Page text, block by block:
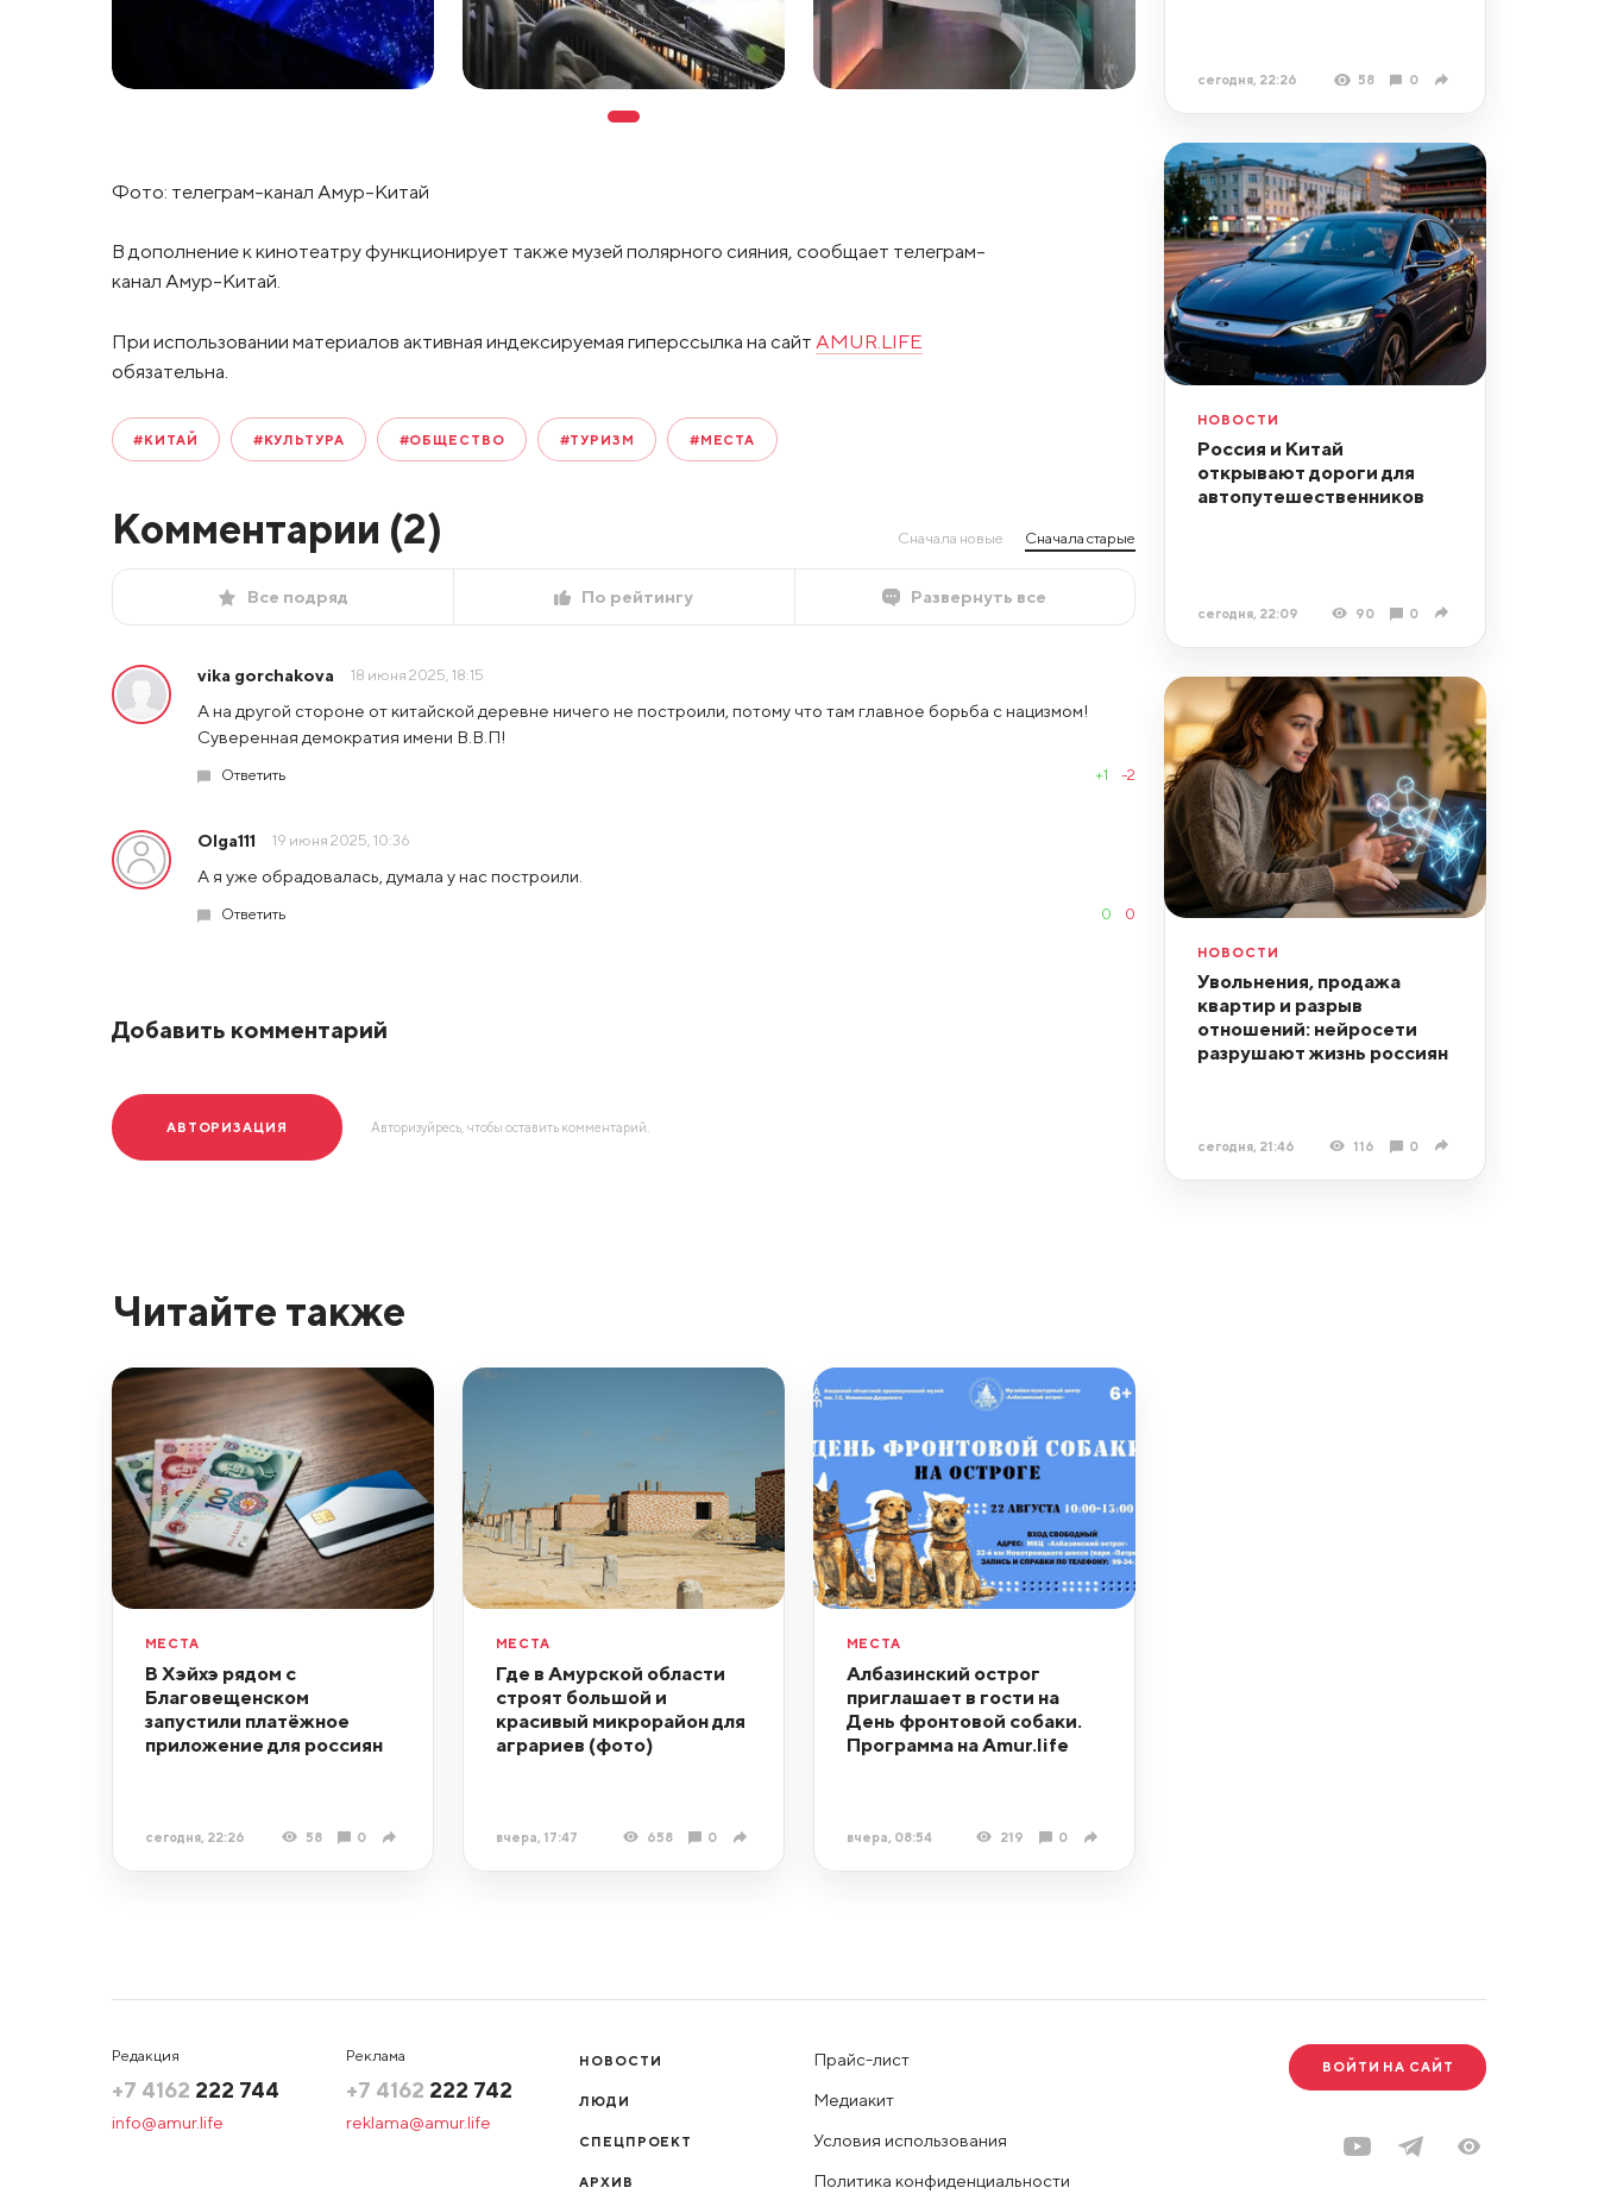
Фото: телеграм-канал Амур-Китай
В дополнение к кинотеатру функционирует также музей полярного сияния, сообщает телеграм-
канал Амур-Китай.
При использовании материалов активная индексируемая гиперссылка на сайт AMUR.LIFE
обязательна.
#КИТАЙ #КУЛЬТУРА #ОБЩЕСТВО #ТУРИЗМ #МЕСТА
Комментарии (2) Сначала новые Сначала старые
Все подряд По рейтингу Развернуть все
vika gorchakova 18 июня 2025, 18:15
А на другой стороне от китайской деревне ничего не построили, потому что там главное борьба с нацизмом!
Суверенная демократия имени В.В.П!
Ответить +1 -2
Olga111 19 июня 2025, 10:36
А я уже обрадовалась, думала у нас построили.
Ответить 0 0
Добавить комментарий
АВТОРИЗАЦИЯ Авторизуйресь, чтобы оставить комментарий.
сегодня, 22:26 58 0
НОВОСТИ
Россия и Китай
открывают дороги для
автопутешественников
сегодня, 22:09 90 0
НОВОСТИ
Увольнения, продажа
квартир и разрыв
отношений: нейросети
разрушают жизнь россиян
сегодня, 21:46 116 0
Читайте также
МЕСТА
В Хэйхэ рядом с
Благовещенском
запустили платёжное
приложение для россиян
сегодня, 22:26 58 0
МЕСТА
Где в Амурской области
строят большой и
красивый микрорайон для
аграриев (фото)
вчера, 17:47 658 0
МЕСТА
Албазинский острог
приглашает в гости на
День фронтовой собаки.
Программа на Amur.life
вчера, 08:54 219 0
Редакция
+7 4162 222 744
info@amur.life
Реклама
+7 4162 222 742
reklama@amur.life
НОВОСТИ
ЛЮДИ
СПЕЦПРОЕКТ
АРХИВ
Прайс-лист
Медиакит
Условия использования
Политика конфиденциальности
ВОЙТИ НА САЙТ